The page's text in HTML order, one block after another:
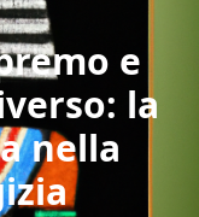
e
la
nella